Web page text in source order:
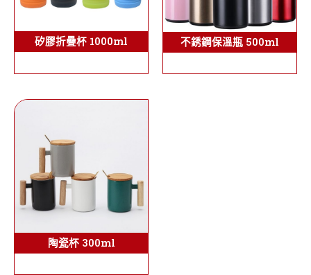
矽膠折疊杯 1000ml 不銹鋼保溫瓶 500ml
陶瓷杯 300ml